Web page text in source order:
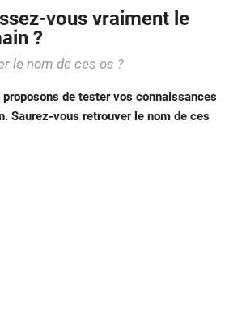
vous vraiment le
?
le nom de ces os ?
proposons de tester vos connaissances
Saurez-vous retrouver le nom de ces